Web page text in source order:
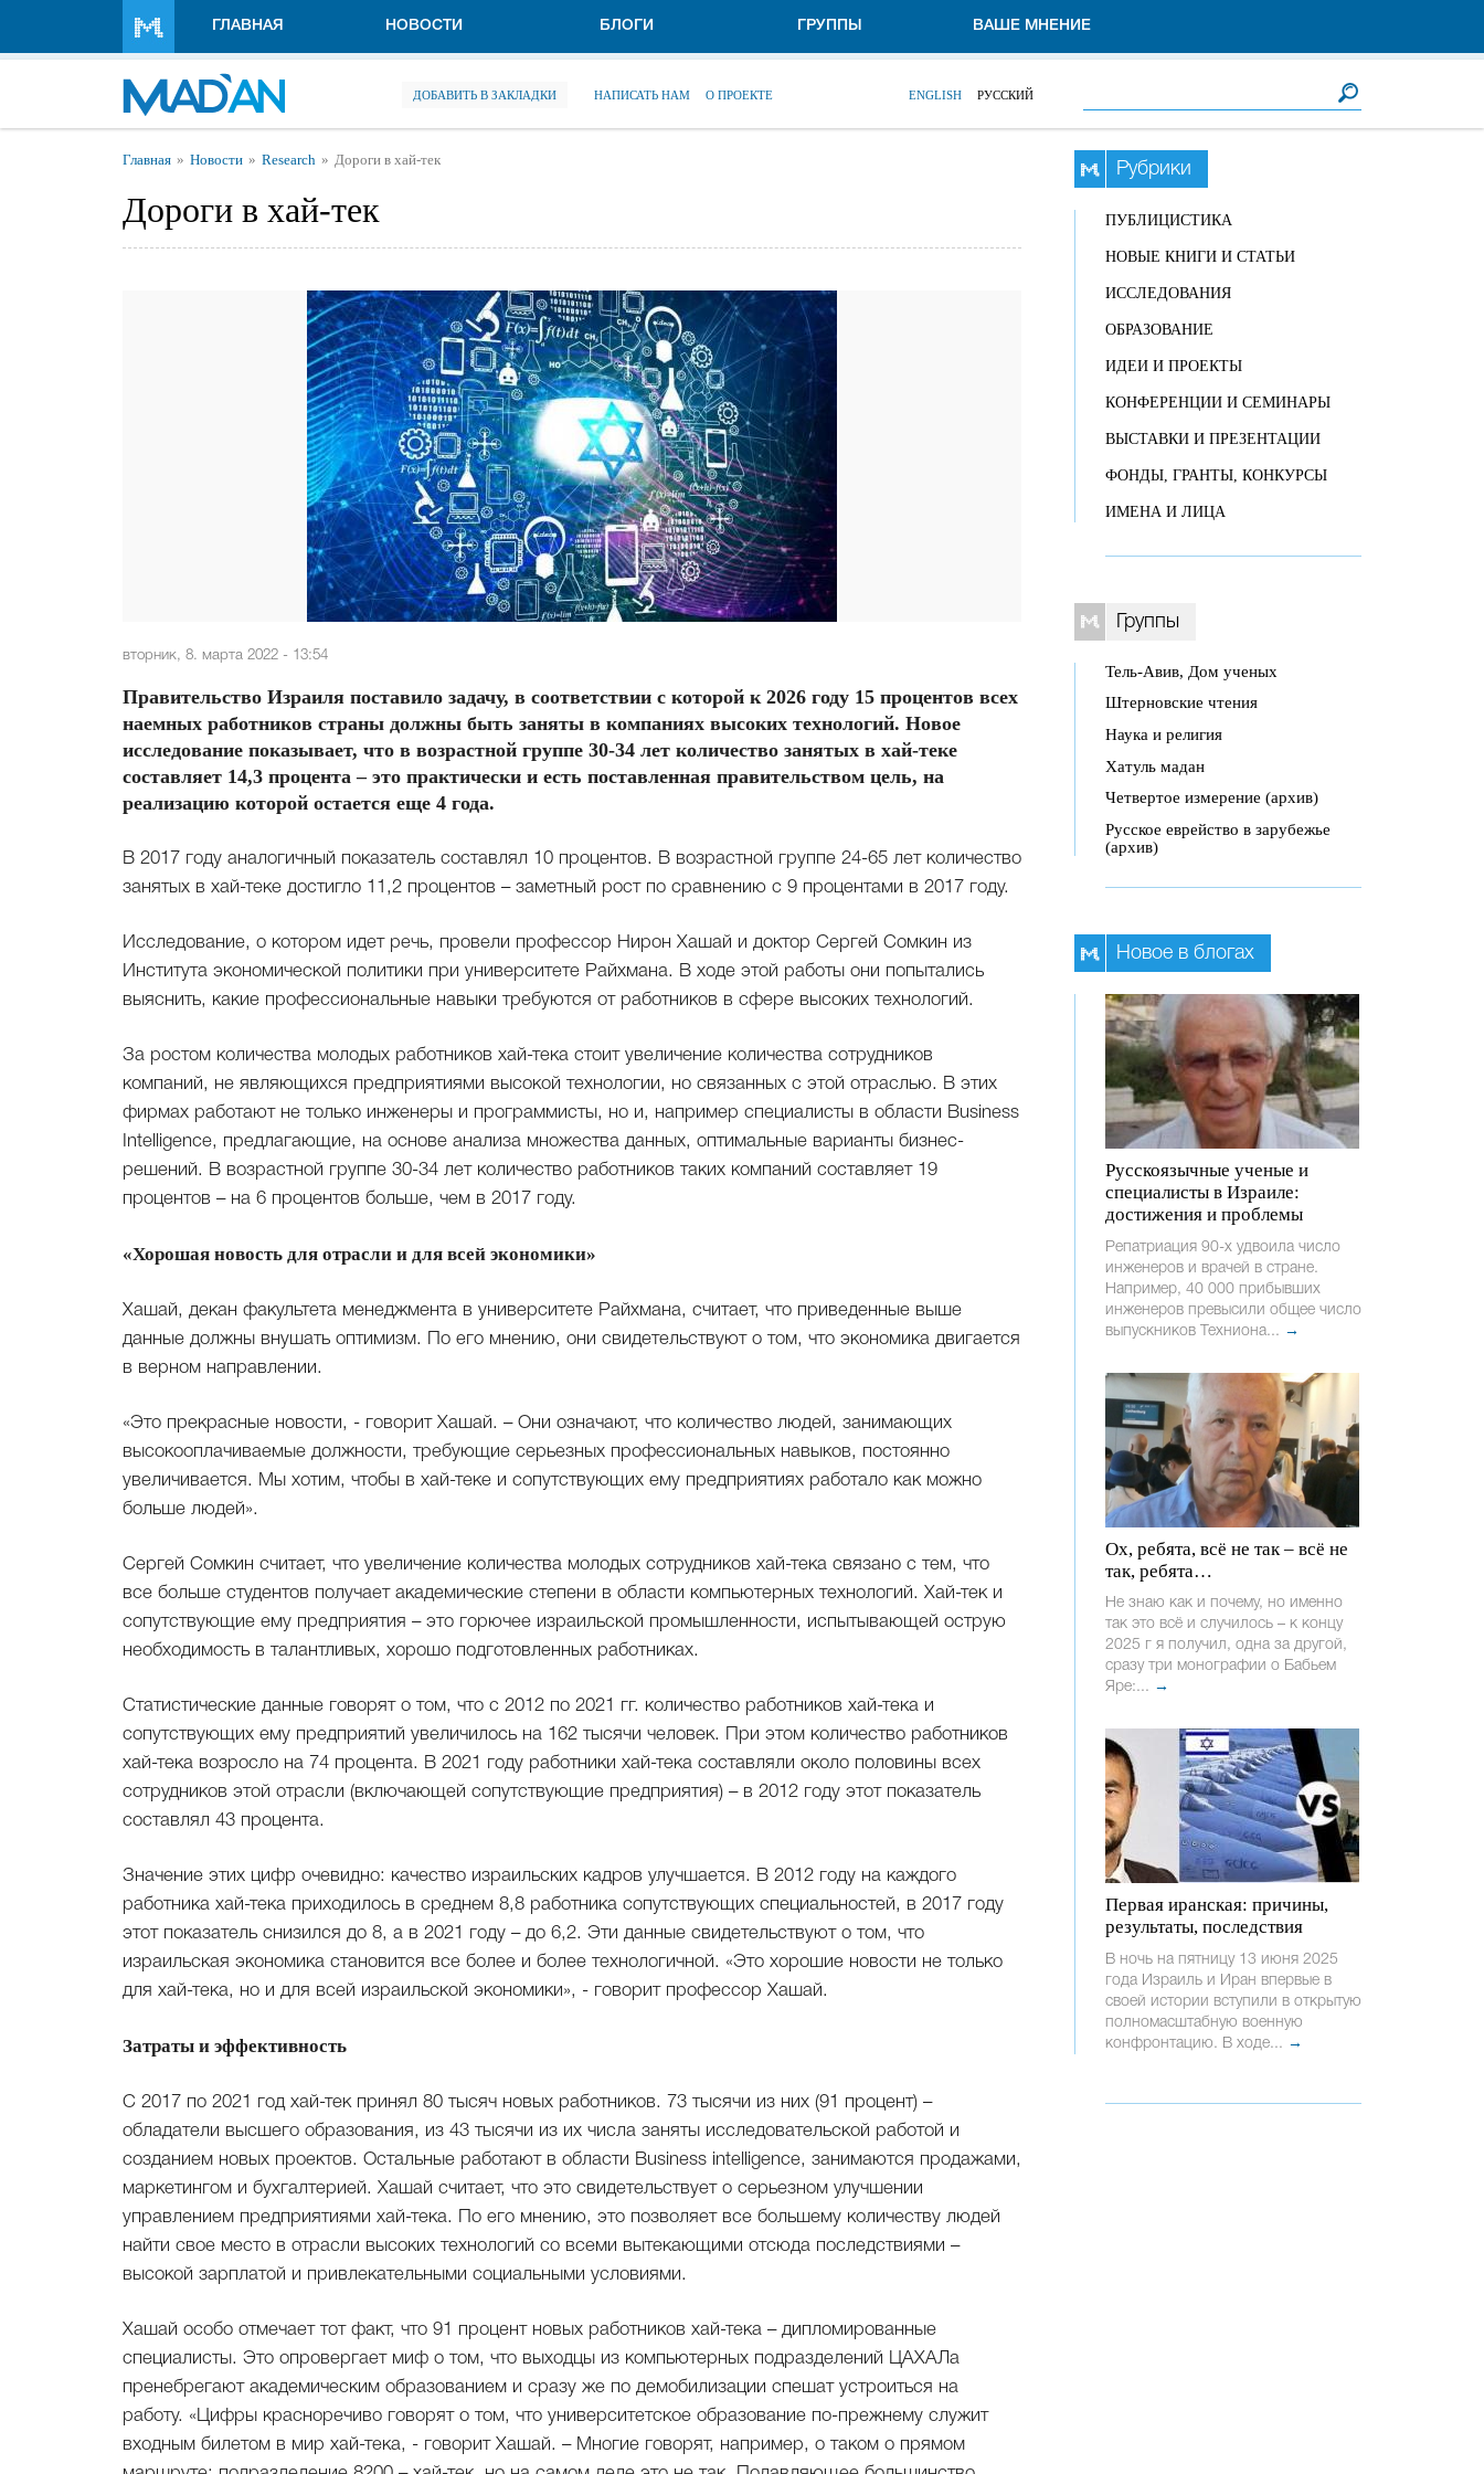
ГЛАВНАЯ НОВОСТИ БЛОГИ ГРУППЫ ВАШЕ МНЕНИЕ
ДОБАВИТЬ В ЗАКЛАДКИ НАПИСАТЬ НАМ О ПРОЕКТЕ ENGLISH РУССКИЙ
Вы здесь
Главная Новости Research Дороги в хай-тек
Дороги в хай-тек
вторник, 8. марта 2022 - 13:54
Правительство Израиля поставило задачу, в соответствии с которой к 2026 году 15 процентов всех
наемных работников страны должны быть заняты в компаниях высоких технологий. Новое
исследование показывает, что в возрастной группе 30-34 лет количество занятых в хай-теке
составляет 14,3 процента – это практически и есть поставленная правительством цель, на
реализацию которой остается еще 4 года.
В 2017 году аналогичный показатель составлял 10 процентов. В возрастной группе 24-65 лет количество
занятых в хай-теке достигло 11,2 процентов – заметный рост по сравнению с 9 процентами в 2017 году.
Исследование, о котором идет речь, провели профессор Нирон Хашай и доктор Сергей Сомкин из
Института экономической политики при университете Райхмана. В ходе этой работы они попытались
выяснить, какие профессиональные навыки требуются от работников в сфере высоких технологий.
За ростом количества молодых работников хай-тека стоит увеличение количества сотрудников
компаний, не являющихся предприятиями высокой технологии, но связанных с этой отраслью. В этих
фирмах работают не только инженеры и программисты, но и, например специалисты в области Business
Intelligence, предлагающие, на основе анализа множества данных, оптимальные варианты бизнес-
решений. В возрастной группе 30-34 лет количество работников таких компаний составляет 19
процентов – на 6 процентов больше, чем в 2017 году.
«Хорошая новость для отрасли и для всей экономики»
Хашай, декан факультета менеджмента в университете Райхмана, считает, что приведенные выше
данные должны внушать оптимизм. По его мнению, они свидетельствуют о том, что экономика двигается
в верном направлении.
«Это прекрасные новости, - говорит Хашай. – Они означают, что количество людей, занимающих
высокооплачиваемые должности, требующие серьезных профессиональных навыков, постоянно
увеличивается. Мы хотим, чтобы в хай-теке и сопутствующих ему предприятиях работало как можно
больше людей».
Сергей Сомкин считает, что увеличение количества молодых сотрудников хай-тека связано с тем, что
все больше студентов получает академические степени в области компьютерных технологий. Хай-тек и
сопутствующие ему предприятия – это горючее израильской промышленности, испытывающей острую
необходимость в талантливых, хорошо подготовленных работниках.
Статистические данные говорят о том, что с 2012 по 2021 гг. количество работников хай-тека и
сопутствующих ему предприятий увеличилось на 162 тысячи человек. При этом количество работников
хай-тека возросло на 74 процента. В 2021 году работники хай-тека составляли около половины всех
сотрудников этой отрасли (включающей сопутствующие предприятия) – в 2012 году этот показатель
составлял 43 процента.
Значение этих цифр очевидно: качество израильских кадров улучшается. В 2012 году на каждого
работника хай-тека приходилось в среднем 8,8 работника сопутствующих специальностей, в 2017 году
этот показатель снизился до 8, а в 2021 году – до 6,2. Эти данные свидетельствуют о том, что
израильская экономика становится все более и более технологичной. «Это хорошие новости не только
для хай-тека, но и для всей израильской экономики», - говорит профессор Хашай.
Затраты и эффективность
С 2017 по 2021 год хай-тек принял 80 тысяч новых работников. 73 тысячи из них (91 процент) –
обладатели высшего образования, из 43 тысячи из их числа заняты исследовательской работой и
созданием новых проектов. Остальные работают в области Business intelligence, занимаются продажами,
маркетингом и бухгалтерией. Хашай считает, что это свидетельствует о серьезном улучшении
управлением предприятиями хай-тека. По его мнению, это позволяет все большему количеству людей
найти свое место в отрасли высоких технологий со всеми вытекающими отсюда последствиями –
высокой зарплатой и привлекательными социальными условиями.
Хашай особо отмечает тот факт, что 91 процент новых работников хай-тека – дипломированные
специалисты. Это опровергает миф о том, что выходцы из компьютерных подразделений ЦАХАЛа
пренебрегают академическим образованием и сразу же по демобилизации спешат устроиться на
работу. «Цифры красноречиво говорят о том, что университетское образование по-прежнему служит
входным билетом в мир хай-тека, - говорит Хашай. – Многие говорят, например, о таком о прямом
Рубрики
ПУБЛИЦИСТИКА
НОВЫЕ КНИГИ И СТАТЬИ
ИССЛЕДОВАНИЯ
ОБРАЗОВАНИЕ
ИДЕИ И ПРОЕКТЫ
КОНФЕРЕНЦИИ И СЕМИНАРЫ
ВЫСТАВКИ И ПРЕЗЕНТАЦИИ
ФОНДЫ, ГРАНТЫ, КОНКУРСЫ
ИМЕНА И ЛИЦА
Группы
Тель-Авив, Дом ученых
Штерновские чтения
Наука и религия
Хатуль мадан
Четвертое измерение (архив)
Русское еврейство в зарубежье
(архив)
Новое в блогах
Русскоязычные ученые и
специалисты в Израиле:
достижения и проблемы
Репатриация 90-х удвоила число
инженеров и врачей в стране.
Например, 40 000 прибывших
инженеров превысили общее число
выпускников Техниона... →
Ох, ребята, всё не так – всё не
так, ребята…
Не знаю как и почему, но именно
так это всё и случилось – к концу
2025 г я получил, одна за другой,
сразу три монографии о Бабьем
Яре:... →
Первая иранская: причины,
результаты, последствия
В ночь на пятницу 13 июня 2025
года Израиль и Иран впервые в
своей истории вступили в открытую
полномасштабную военную
конфронтацию. В ходе... →